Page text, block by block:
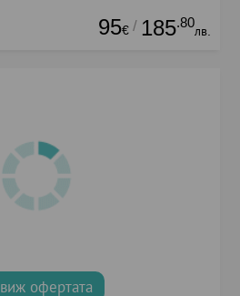
95€ / 185.80
лв.
виж офертата